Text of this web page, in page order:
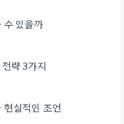
수 있을까
략 3가지
실적인 조언